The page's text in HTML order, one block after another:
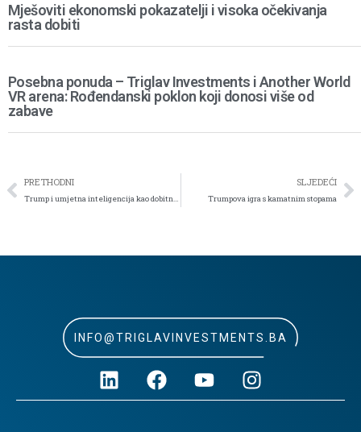
Mješoviti ekonomski pokazatelji i visoka očekivanja
rasta dobiti
Posebna ponuda – Triglav Investments i Another World
VR arena: Rođendanski poklon koji donosi više od
zabave
PRETHODNI
Trump i umjetna inteligencija kao dobitna kombinacija?
SLJEDEĆI
Trumpova igra s kamatnim stopama
INFO@TRIGLAVINVESTMENTS.BA